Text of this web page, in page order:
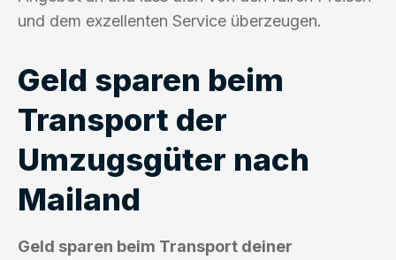
und dem exzellenten Service überzeugen.
Geld sparen beim
Transport der
Umzugsgüter nach
Mailand
Geld sparen beim Transport deiner